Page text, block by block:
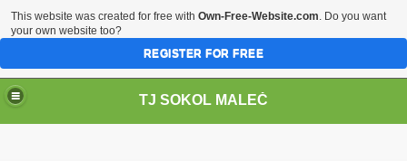
TJ SOKOL MALEČ
This website was created for free with Own-Free-Website.com. Do you want
your own website too?
REGISTER FOR FREE